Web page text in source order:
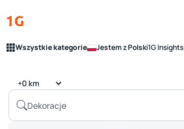
1G
Wszystkie kategorie Jestem z Polski1G Insights